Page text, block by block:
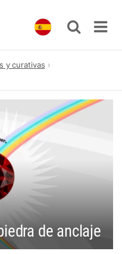
y curativas
de anclaje